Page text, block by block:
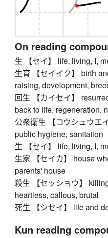
On reading
生 【セイ】 life, living, I,
生育 【セイイク】 birth
raising, development,
回生 【カイセイ】
back to life, regeneration,
公衆衛生 【コウシュウエ
public hygiene, sanitation
生 【セイ】 life, living, I,
生家 【セイカ】 house
parents' house
殺生 【セッショウ】
heartless, callous, brutal
死生 【シセイ】 life and
Kun reading